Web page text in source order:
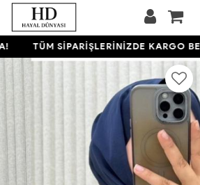
TÜM SİPARİŞLERİNİZDE KARGO